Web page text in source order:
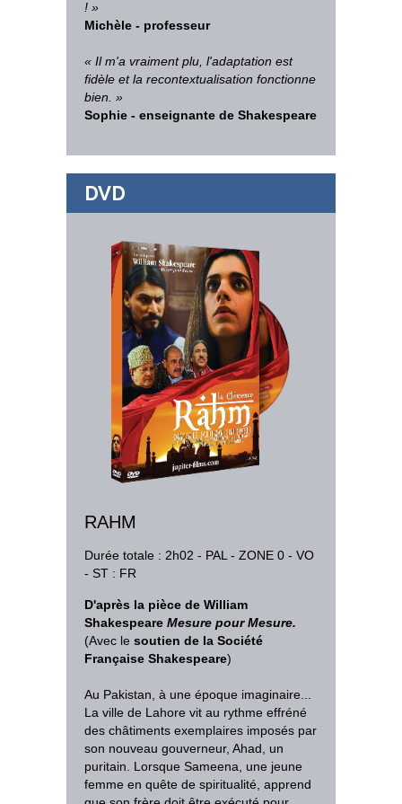
! »
Michèle - professeur
« Il m'a vraiment plu, l'adaptation est
fidèle et la recontextualisation fonctionne
bien. »
Sophie - enseignante de Shakespeare
DVD
RAHM
Durée totale : 2h02 - PAL - ZONE 0 - VO
- ST : FR
D'après la pièce de William
Shakespeare Mesure pour Mesure.
(Avec le soutien de la Société
Française Shakespeare)
Au Pakistan, à une époque imaginaire...
La ville de Lahore vit au rythme effréné
des châtiments exemplaires imposés par
son nouveau gouverneur, Ahad, un
puritain. Lorsque Sameena, une jeune
femme en quête de spiritualité, apprend